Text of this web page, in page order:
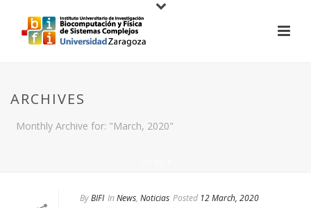
ARCHIVES
Monthly Archive for: "March, 2020"
ByBIFI In News, Noticias Posted 12 March, 2020